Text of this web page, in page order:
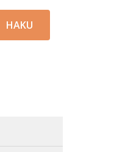
HAKU